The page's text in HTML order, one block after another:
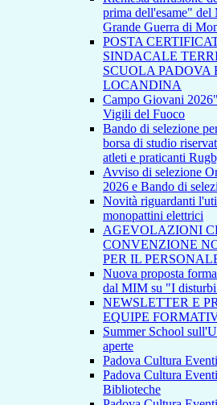
prima dell'esame" del
Grande Guerra di
POSTA
SINDACALE
SCUOLA PADOVA
LOCANDINA
Campo Giovani
Vigili del Fuoco
Bando di selezione
borsa di studio
atleti e praticanti
Avviso di selezione
2026 e Bando di
Novità riguardanti
monopattini elettrici
AGEVOLAZIONI
CONVENZIONE
PER IL
Nuova proposta
dal MIM su "I
NEWSLETTER E
EQUIPE
Summer School
aperte
Padova Cultura
Padova Cultura
Biblioteche